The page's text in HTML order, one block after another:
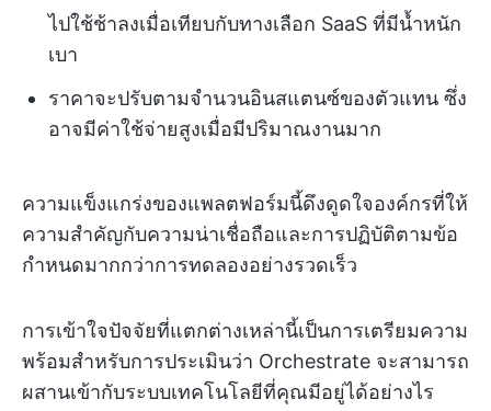
ไปใช้ช้าลงเมื่อเทียบกับทางเลือก SaaS ที่มีน้ำหนัก
เบา
ราคาจะปรับตามจำนวนอินสแตนซ์ของตัวแทน ซึ่ง
อาจมีค่าใช้จ่ายสูงเมื่อมีปริมาณงานมาก
ความแข็งแกร่งของแพลตฟอร์มนี้ดึงดูดใจองค์กรที่ให้
ความสำคัญกับความน่าเชื่อถือและการปฏิบัติตามข้อ
กำหนดมากกว่าการทดลองอย่างรวดเร็ว
การเข้าใจปัจจัยที่แตกต่างเหล่านี้เป็นการเตรียมความ
พร้อมสำหรับการประเมินว่า Orchestrate จะสามารถ
ผสานเข้ากับระบบเทคโนโลยีที่คุณมีอยู่ได้อย่างไร